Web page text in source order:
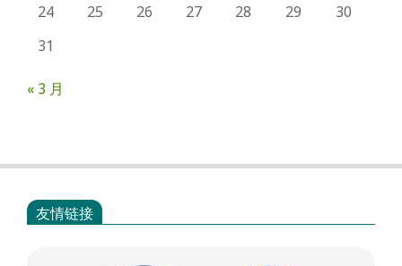
24
25 26 27 28 29
30
31
« 3 月
友情链接